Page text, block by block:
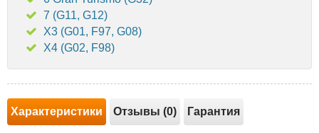
7 (G11, G12)
X3 (G01, F97, G08)
X4 (G02, F98)
Характеристики Отзывы (0) Гарантия